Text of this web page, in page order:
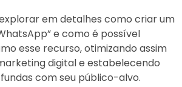
em detalhes como criar um
e como é possível
esse recurso, otimizando assim
digital e estabelecendo
com seu público-alvo.